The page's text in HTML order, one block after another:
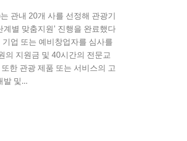
관내 20개 사를 선정해 관광기
별 맞춤지원’ 진행을 완료했다
업 또는 예비창업자를 심사를
의 지원금 및 40시간의 전문교
한 관광 제품 또는 서비스의 고
발 및...